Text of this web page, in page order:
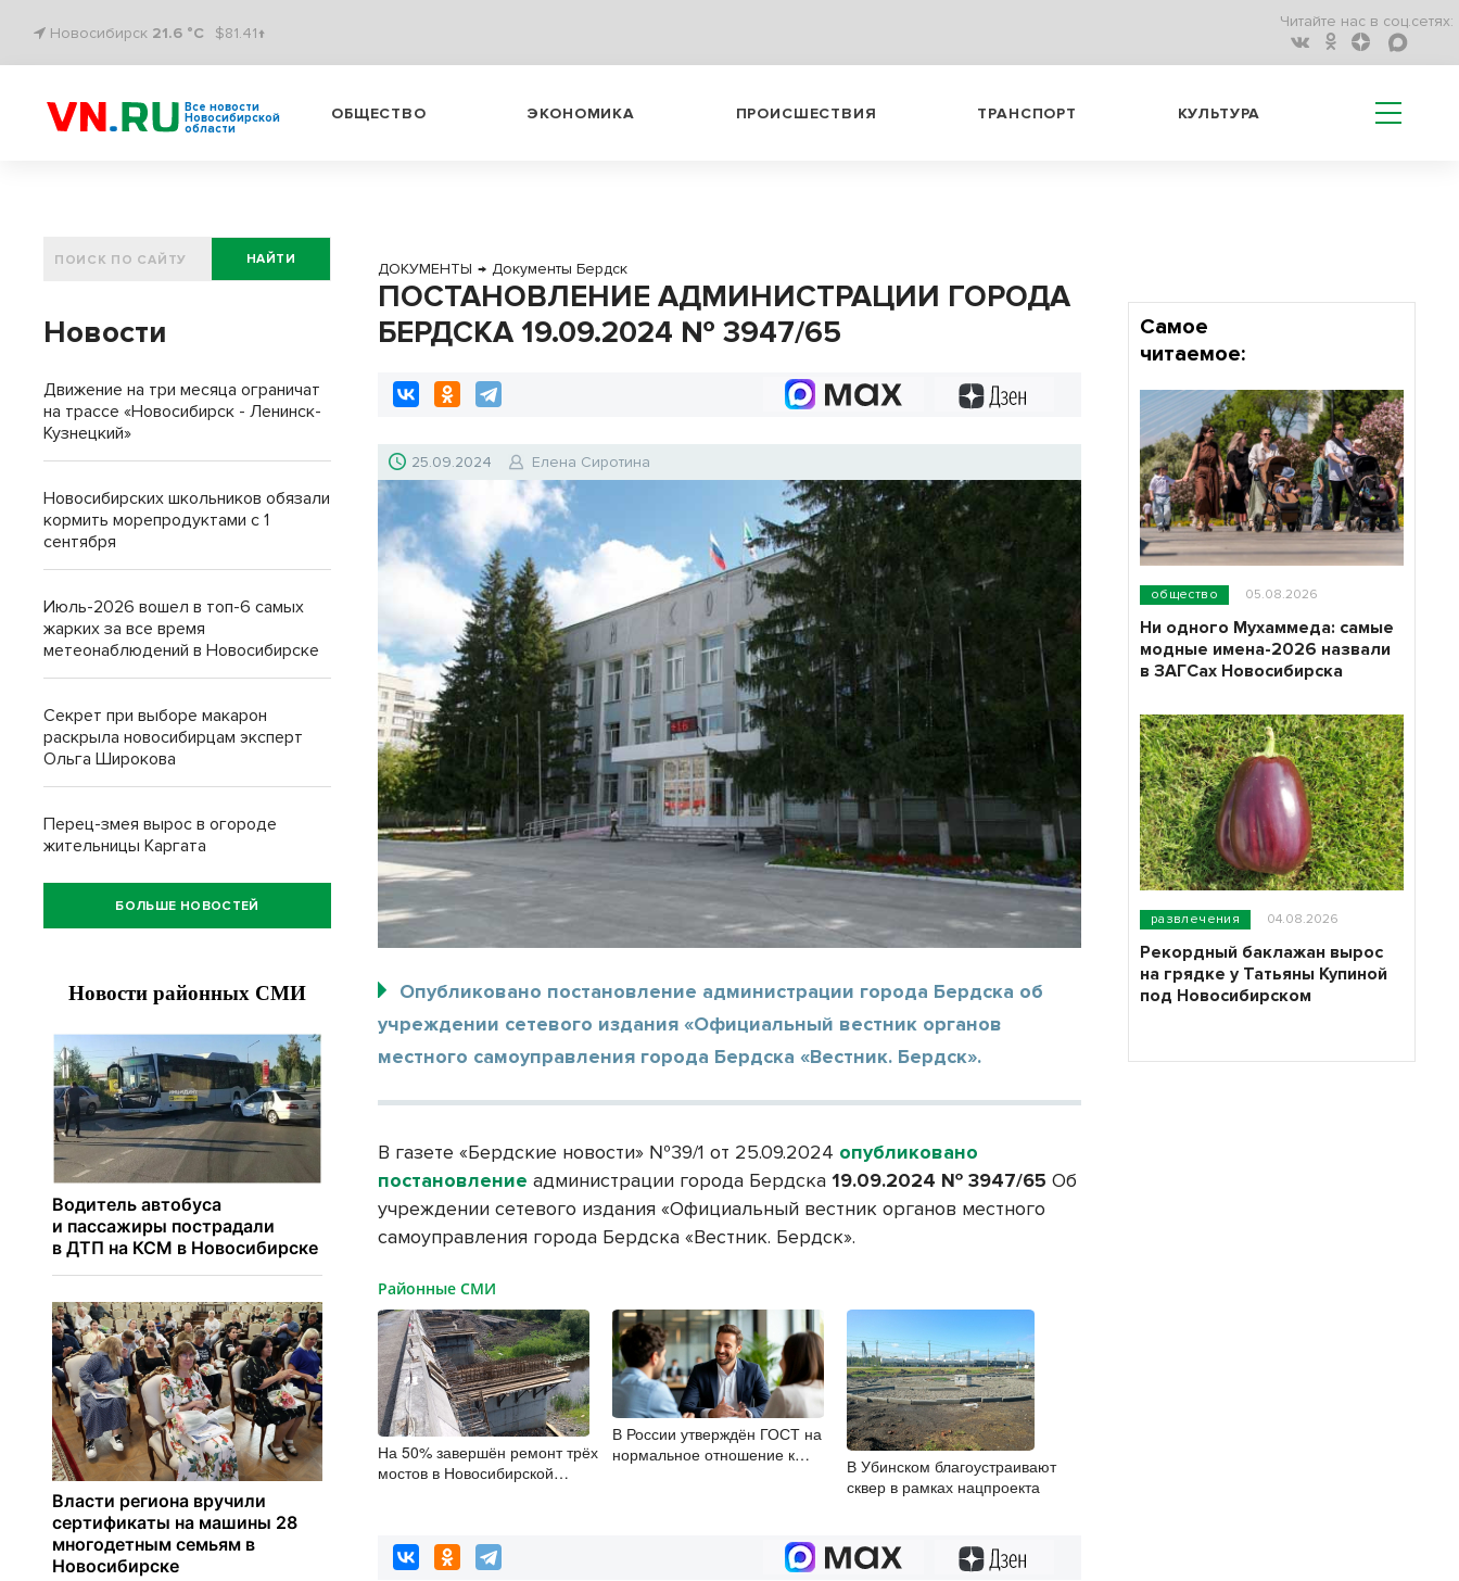
Новосибирск 21.6 °C $81.41↑
Читайте нас в соц.сетях:
Все новости
Новосибирской
области
ОБЩЕСТВО ЭКОНОМИКА ПРОИСШЕСТВИЯ ТРАНСПОРТ КУЛЬТУРА
ДОКУМЕНТЫ → Документы Бердск
ПОСТАНОВЛЕНИЕ АДМИНИСТРАЦИИ ГОРОДА
БЕРДСКА 19.09.2024 № 3947/65
25.09.2024 Елена Сиротина
Опубликовано постановление администрации города Бердска об
учреждении сетевого издания «Официальный вестник органов
местного самоуправления города Бердска «Вестник. Бердск».
В газете «Бердские новости» №39/1 от 25.09.2024 опубликовано
постановление администрации города Бердска19.09.2024 № 3947/65Об
учреждении сетевого издания «Официальный вестник органов местного
самоуправления города Бердска «Вестник. Бердск».
Районные СМИ
На 50% завершён ремонт трёх
мостов в Новосибирской
В России утверждён ГОСТ на
нормальное отношение к
В Убинском благоустраивают
сквер в рамках нацпроекта
НАЙТИ
Новости
Движение на три месяца ограничат
на трассе «Новосибирск - Ленинск-
Кузнецкий»
Новосибирских школьников обязали
кормить морепродуктами с 1
сентября
Июль-2026 вошел в топ-6 самых
жарких за все время
метеонаблюдений в Новосибирске
Секрет при выборе макарон
раскрыла новосибирцам эксперт
Ольга Широкова
Перец-змея вырос в огороде
жительницы Каргата
БОЛЬШЕ НОВОСТЕЙ
Самое
читаемое:
общество 05.08.2026
Ни одного Мухаммеда: самые
модные имена-2026 назвали
в ЗАГСах Новосибирска
развлечения 04.08.2026
Рекордный баклажан вырос
на грядке у Татьяны Купиной
под Новосибирском